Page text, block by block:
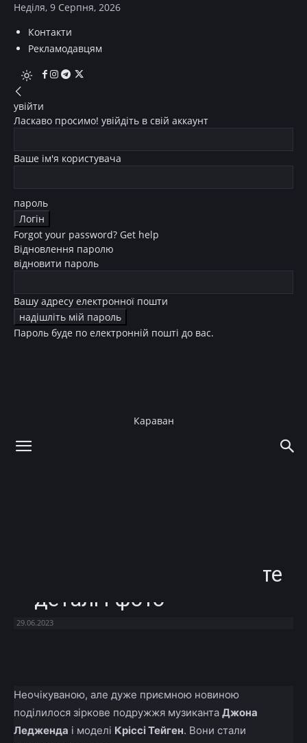
Неділя, 9 Серпня, 2026
Контакти
Рекламодавцям
увійти
Ласкаво просимо! увійдіть в свій аккаунт
Ваше ім'я користувача
пароль
Forgot your password? Get help
Відновлення паролю
відновити пароль
Вашу адресу електронної пошти
Пароль буде по електронній пошті до вас.
Караван
стали батьками вчетверте
– деталі і фото
29.06.2023
Неочікуваною, але дуже приємною новиною
поділилося зіркове подружжя музиканта Джона
Ледженда і моделі Кріссі Тейген. Вони стали